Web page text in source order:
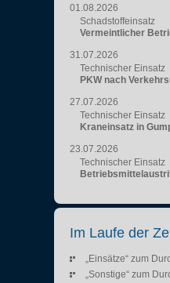
01.08.2026
Schadstoffeinsatz
Vermeintlicher
31.07.2026
Technischer Einsatz
PKW nach
27.07.2026
Technischer Einsatz
Kraneinsatz in
23.07.2026
Technischer Einsatz
Im Laufe der
„Einsätze“ zum
„Sonstige“ zum